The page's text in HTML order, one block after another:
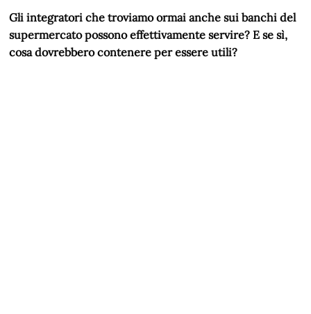
Gli integratori che troviamo ormai anche sui banchi del
supermercato possono effettivamente servire? E se sì,
cosa dovrebbero contenere per essere utili?